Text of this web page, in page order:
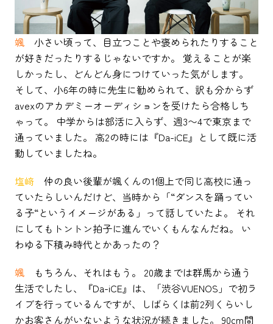
颯 小さい頃って、目立つことや褒められたりすること
が好きだったりするじゃないですか。 覚えることが楽
しかったし、どんどん身につけていった気がします。
そして、小6年の時に先生に勧められて、訳も分からず
avexのアカデミーオーディションを受けたら合格しち
ゃって。 中学からは部活に入らず、週3〜4で東京まで
通っていました。 高2の時には『Da-iCE』として既に活
動していましたね。
塩﨑 仲の良い後輩が颯くんの1個上で同じ高校に通っ
ていたらしいんだけど、当時から「“ダンスを踊ってい
る子“というイメージがある」って話していたよ。 それ
にしてもトントン拍子に進んでいくもんなんだね。 い
わゆる下積み時代とかあったの？
颯 もちろん、それはもう。 20歳までは群馬から通う
生活でしたし、『Da-iCE』は、「渋谷VUENOS」で初ラ
イブを行っているんですが、しばらくは前2列くらいし
かお客さんがいないような状況が続きました。 90cm間